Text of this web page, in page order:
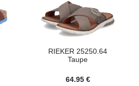
RIEKER 25250.64
Taupe
64.95 €